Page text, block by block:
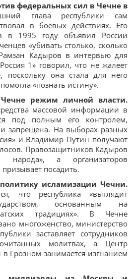
федеральных сил в Чечне в
глава республики сам
в боевых действиях. Его
в 1995 году объявил России
«убивать столько, сколько
Кадыров в интервью для
1» говорил, что не жалеет
она стала для него
«познать истину».
режим личной власти.
массовой информации в
под полным его контролем,
запрещена. На выборах разных
и Владимир Путин получают
Правозащитников Кадыров
народа», а организаторов
посадить.
исламизации Чечни.
что республика «выглядит
основанным на
традициях». В Чечне
многоженство, министерство
заставляет сотрудников
молитвах, а Центр
Грозном занимается изгнанием